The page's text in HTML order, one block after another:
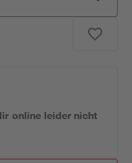
online leider nicht